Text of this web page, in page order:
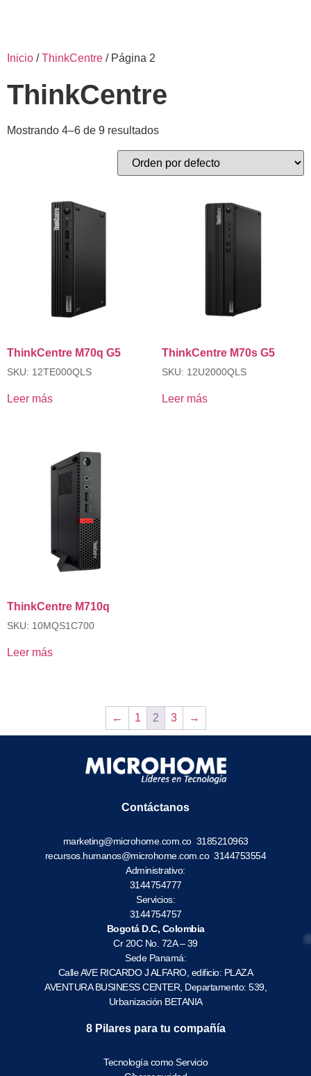
Inicio /ThinkCentre / Página 2
ThinkCentre
Mostrando 4–6 de 9 resultados
ThinkCentre M70q G5
SKU: 12TE000QLS
Leer más
ThinkCentre M70s G5
SKU: 12U2000QLS
Leer más
ThinkCentre M710q
SKU: 10MQS1C700
Leer más
← 1 2 3 →
Contáctanos
marketing@microhome.com.co 3185210963
recursos.humanos@microhome.com.co3144753554
Administrativo:
3144754777
Servicios:
3144754757
Bogotá D.C, Colombia
Cr 20C No. 72A – 39
Sede Panamá:
Calle AVE RICARDO J ALFARO, edificio: PLAZA
AVENTURA BUSINESS CENTER, Departamento: 539,
Urbanización BETANIA
8 Pilares para tu compañía
Tecnología como Servicio